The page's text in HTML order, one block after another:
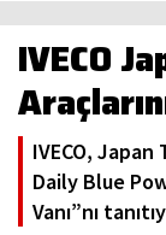
IVECO
IVECO,
Daily Blue
Vanı”nı